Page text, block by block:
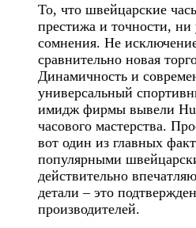
То, что швейцарские
престижа и точности, ни
сомнения. Не
сравнительно новая
Динамичность и
универсальный
имидж фирмы вывели
часового мастерства.
вот один из главных
популярными
действительно
детали – это
производителей.